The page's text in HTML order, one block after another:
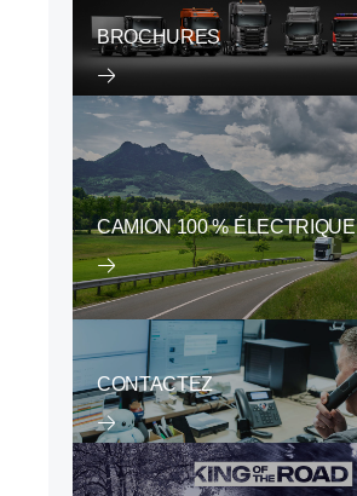
BROCHURES
CAMION 100 % ÉLECTRIQUE
CONTACTEZ